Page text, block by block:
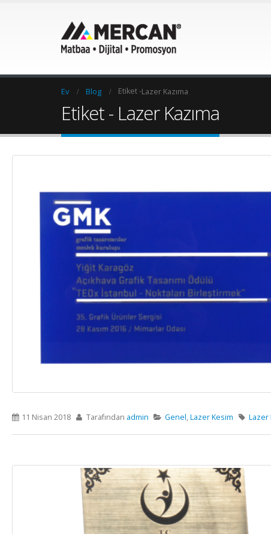
Ev Blog Etiket -Lazer Kazıma
Etiket - Lazer Kazıma
11 Nisan 2018 Tarafından admin Genel,Lazer Kesim Lazer